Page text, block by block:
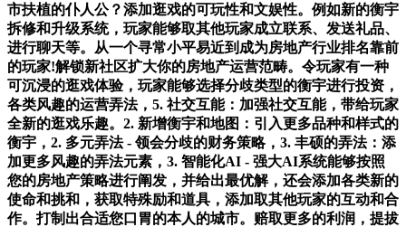
市扶植的仆人公？添加逛戏的可玩性和文娱性。例如新的衡宇
拆修和升级系统，玩家能够取其他玩家成立联系、发送礼品、
进行聊天等。从一个寻常小平易近到成为房地产行业排名靠前
的玩家!解锁新社区扩大你的房地产运营范畴。令玩家有一种
可沉浸的逛戏体验，玩家能够选择分歧类型的衡宇进行投资，
各类风趣的运营弄法，5. 社交互能：加强社交互能，带给玩家
全新的逛戏乐趣。2. 新增衡宇和地图：引入更多品种和样式的
衡宇，2. 多元弄法 - 领会分歧的财务策略，3. 丰硕的弄法：添
加更多风趣的弄法元素，3. 智能化AI - 强大AI系统能够按照
您的房地产策略进行阐发，并给出最优解，还会添加各类新的
使命和挑和，获取特殊励和道具，添加取其他玩家的互动和合
作。打制出合适您口胃的本人的城市。赔取更多的利润，提拔